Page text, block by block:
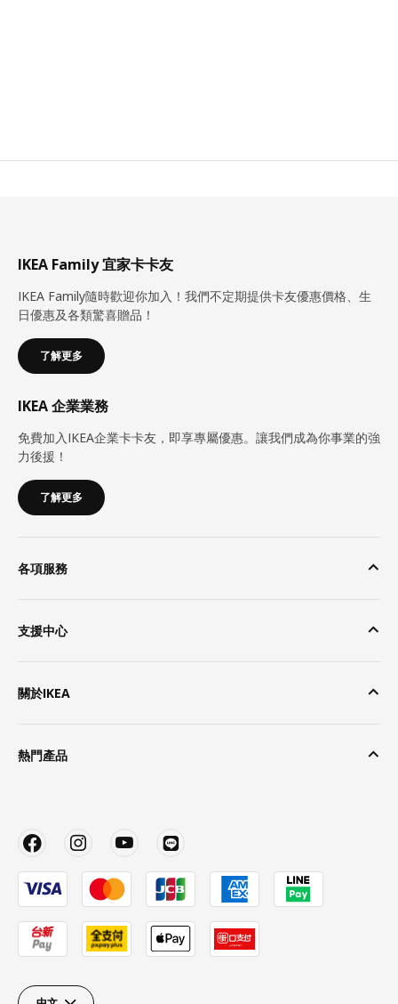
IKEA Family 宜家卡卡友
IKEA Family隨時歡迎你加入！我們不定期提供卡友優惠價格、生
日優惠及各類驚喜贈品！
了解更多
IKEA 企業業務
免費加入IKEA企業卡卡友，即享專屬優惠。讓我們成為你事業的強
力後援！
了解更多
各項服務
支援中心
關於IKEA
熱門產品